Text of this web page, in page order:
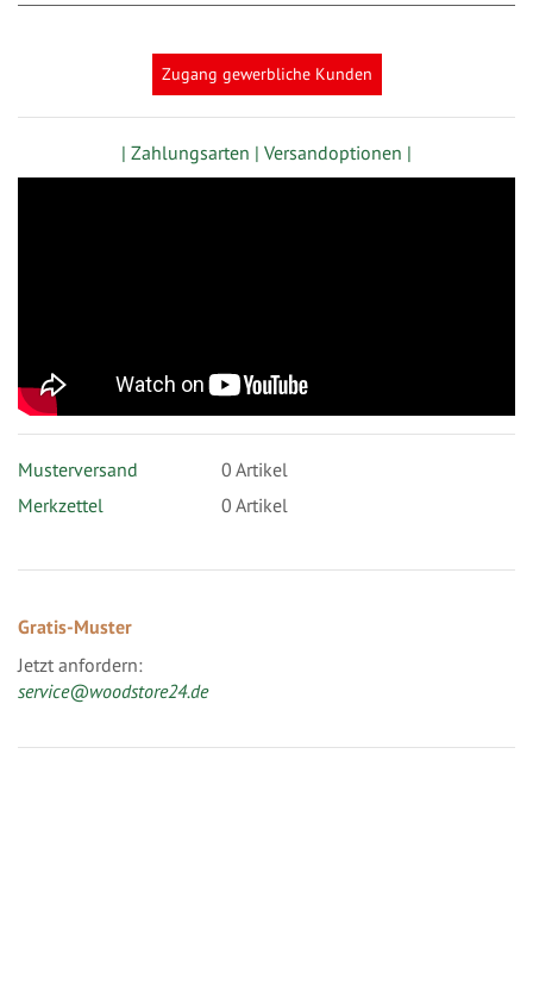
Zugang gewerbliche Kunden
| Zahlungsarten | Versandoptionen |
Musterversand 0 Artikel
Merkzettel
0 Artikel
Gratis-Muster
Jetzt anfordern:
service@woodstore24.de